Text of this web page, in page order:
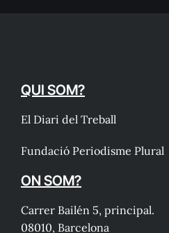
QUI SOM?
El Diari del Treball
Fundació Periodisme Plural
ON SOM?
Carrer Bailén 5, principal.
08010, Barcelona